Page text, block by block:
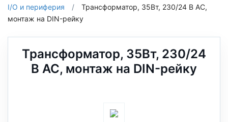
I/O и периферия
/
Трансформатор, 35Вт, 230/24 В АС,
монтаж на DIN-рейку
Трансформатор, 35Вт, 230/24
В АС, монтаж на DIN-рейку